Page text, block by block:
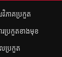
ភាគប្រកួត
ប្រកួតខាងមុខ
ប្រកួត